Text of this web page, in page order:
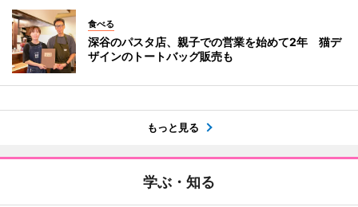
食べる
深谷のパスタ店、親子での営業を始めて2年 猫デ
ザインのトートバッグ販売も
もっと見る
学ぶ・知る